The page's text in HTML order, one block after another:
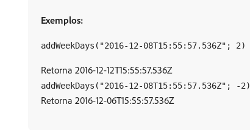
Exemplos:
addWeekDays("2016-12-08T15:55:57.536Z"; 2)
Retorna 2016-12-12T15:55:57.536Z
addWeekDays("2016-12-08T15:55:57.536Z"; -2)
Retorna 2016-12-06T15:55:57.536Z